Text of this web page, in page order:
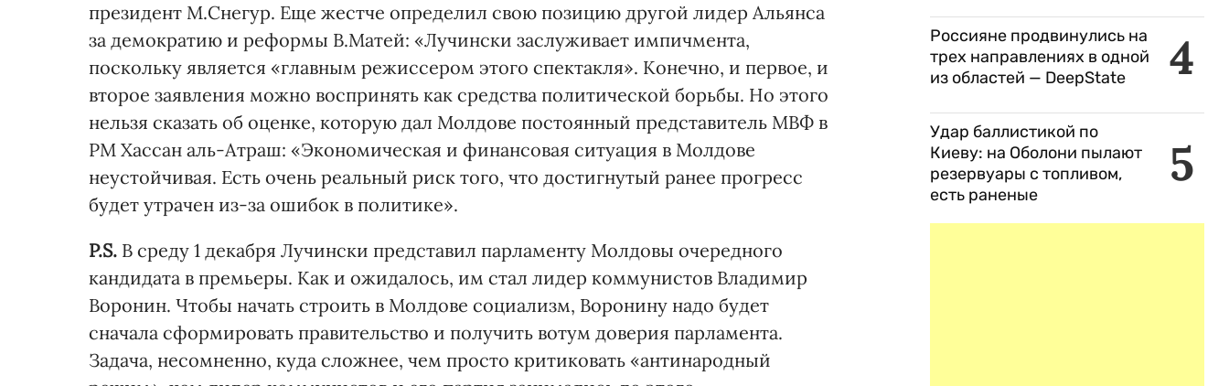
президент М.Снегур. Еще жестче определил свою позицию другой лидер Альянса
за демократию и реформы В.Матей: «Лучински заслуживает импичмента,
поскольку является «главным режиссером этого спектакля». Конечно, и первое, и
второе заявления можно воспринять как средства политической борьбы. Но этого
нельзя сказать об оценке, которую дал Молдове постоянный представитель МВФ в
РМ Хассан аль-Атраш: «Экономическая и финансовая ситуация в Молдове
неустойчивая. Есть очень реальный риск того, что достигнутый ранее прогресс
будет утрачен из-за ошибок в политике».
P.S. В среду 1 декабря Лучински представил парламенту Молдовы очередного
кандидата в премьеры. Как и ожидалось, им стал лидер коммунистов Владимир
Воронин. Чтобы начать строить в Молдове социализм, Воронину надо будет
сначала сформировать правительство и получить вотум доверия парламента.
Задача, несомненно, куда сложнее, чем просто критиковать «антинародный
4
Россияне продвинулись на
трех направлениях в одной
из областей — DeepState
5
Удар баллистикой по
Киеву: на Оболони пылают
резервуары с топливом,
есть раненые